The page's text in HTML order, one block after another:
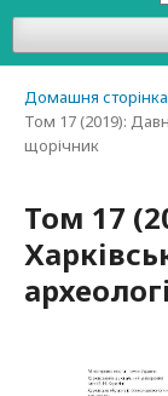
Домашня сторінка
Том 17 (2019):
щорічник
Том 17